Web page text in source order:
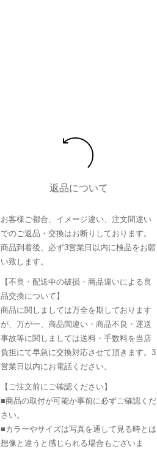
返品について
お客様ご都合、イメージ違い、注文間違い
でのご返品・交換はお断りしております。
商品到着後、必ず3営業日以内に検品をお願
い致します。
【不良・配送中の破損・商品違いによる良
品交換について】
商品に関しましては万全を期しております
が、万が一、商品間違い・商品不良・運送
事故等に関しましては送料・手数料を当店
負担にて早急に交換対応させて頂きます。3
営業日以内にお電話ください。
【ご注文前にご確認ください】
■商品の取付が可能か事前に必ずご確認くだ
さい。
■カラーやサイズは写真を通して見る時とは
想像と違うと感じられる場合もございま